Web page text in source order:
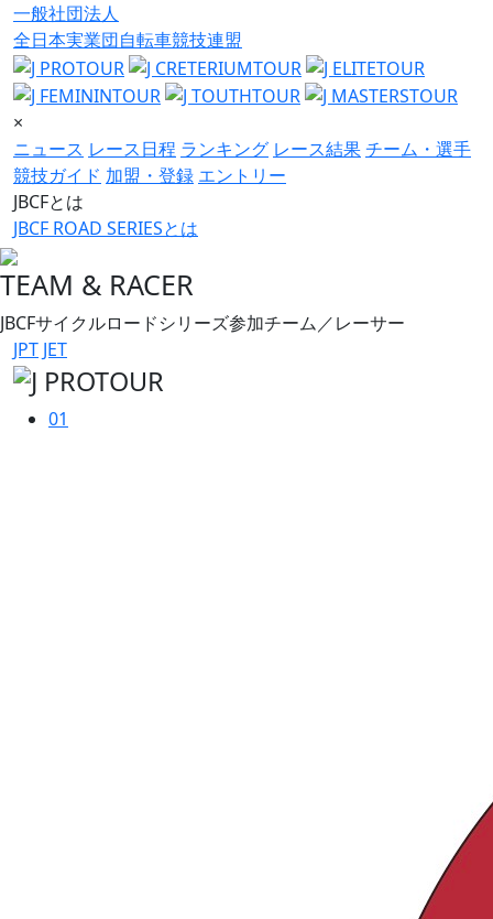
一般社団法人
全日本実業団自転車競技連盟
×
ニュース レース日程 ランキング レース結果チーム・選手
競技ガイド 加盟・登録 エントリー
JBCFとは
JBCF ROAD SERIESとは
TEAM & RACER
JBCFサイクルロードシリーズ参加チーム／レーサー
JPT JET
01